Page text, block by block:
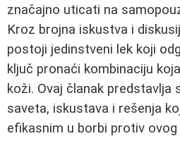
značajno uticati na
Kroz brojna iskustva i
postoji jedinstveni lek koji
ključ pronaći kombinaciju
koži. Ovaj članak predstavlja
saveta, iskustava i rešenja
efikasnim u borbi protiv